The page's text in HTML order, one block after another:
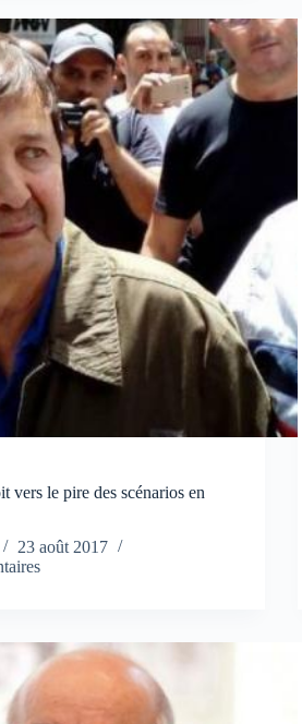
vers le pire des scénarios en
23 août 2017